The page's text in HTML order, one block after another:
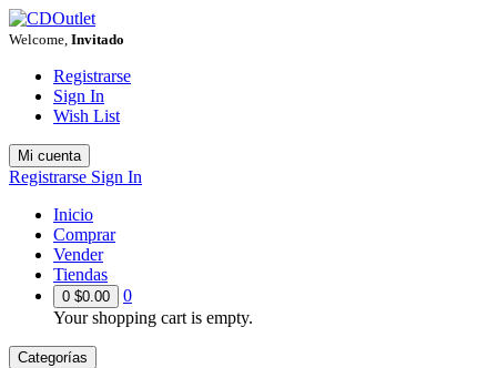
Welcome, Invitado
Registrarse
Sign In
Wish List
Mi cuenta
Registrarse Sign In
Inicio
Comprar
Vender
Tiendas
0 $0.00
0
Your shopping cart is empty.
Categorías